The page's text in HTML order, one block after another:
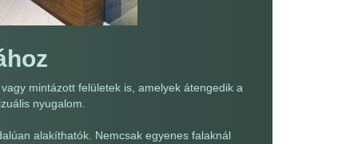
mintázott felületek is, amelyek átengedik a
nyugalom.
alakíthatók. Nemcsak egyenes falaknál